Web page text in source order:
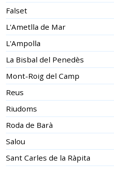
Falset
L'Ametlla de Mar
L'Ampolla
La Bisbal del Penedès
Mont-Roig del Camp
Reus
Riudoms
Roda de Barà
Salou
Sant Carles de la Ràpita